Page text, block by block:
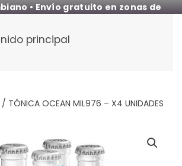
• Envío gratuito en zonas de
principal
/ TÓNICA OCEAN MIL976 – X4 UNIDADES